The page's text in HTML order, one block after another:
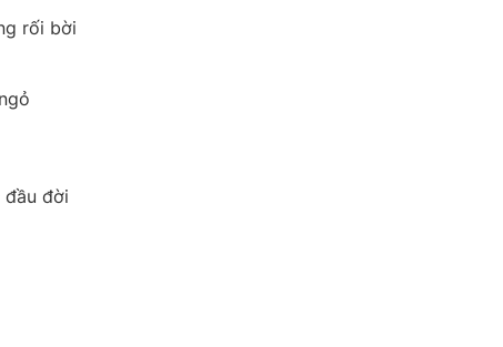
rối bời
đầu đời